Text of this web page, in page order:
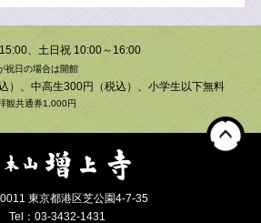
、土日祝 10:00～16:00
祝日の場合は開館
）、中高生300円（税込）、小学生以下無料
観共通券1,000円
東京都港区芝公園4-7-35
Tel：03-3432-1431